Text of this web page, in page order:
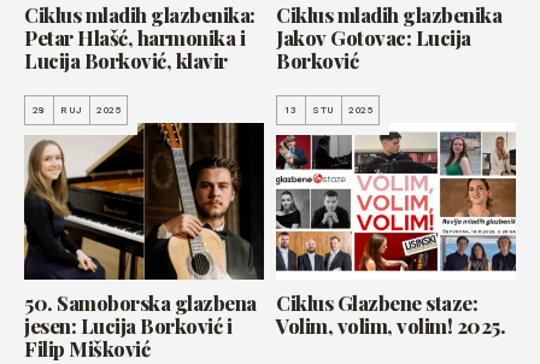
Ciklus mladih glazbenika:
Petar Hlašć, harmonika i
Lucija Borković, klavir
Ciklus mladih glazbenika
Jakov Gotovac: Lucija
Borković
28 RUJ 2025
50. Samoborska glazbena
jesen: Lucija Borković i
Filip Mišković
13 STU 2025
Ciklus Glazbene staze:
Volim, volim, volim! 2025.